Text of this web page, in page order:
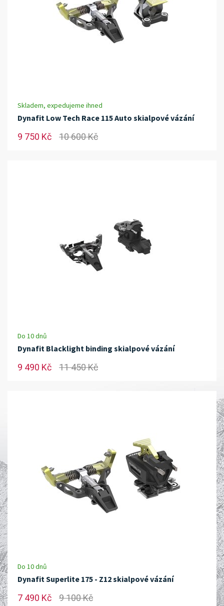
Skladem, expedujeme ihned
Dynafit Low Tech Race 115 Auto skialpové vázání
9 750 Kč 10 600 Kč
Do 10 dnů
Dynafit Blacklight binding skialpové vázání
9 490 Kč 11 450 Kč
Do 10 dnů
Dynafit Superlite 175 - Z12 skialpové vázání
7 490 Kč 9 100 Kč